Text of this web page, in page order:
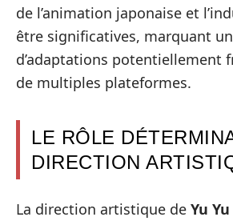
de l’animation japonaise et
être significatives, marquant
d’adaptations potentiellement
de multiples plateformes.
LE RÔLE
DIRECTION
La direction artistique de Yu